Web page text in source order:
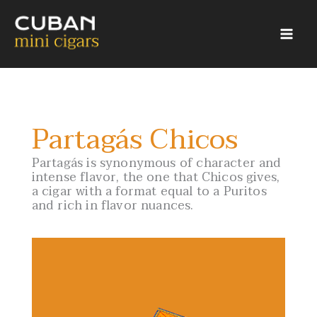
content
Partagás Chicos
Partagás is synonymous of character and
intense flavor, the one that Chicos gives,
a cigar with a format equal to a Puritos
and rich in flavor nuances.
1 2 3
Partagás Chicos
4 5